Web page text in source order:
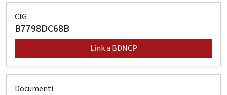
CIG
B7798DC68B
Link a BDNCP
Documenti